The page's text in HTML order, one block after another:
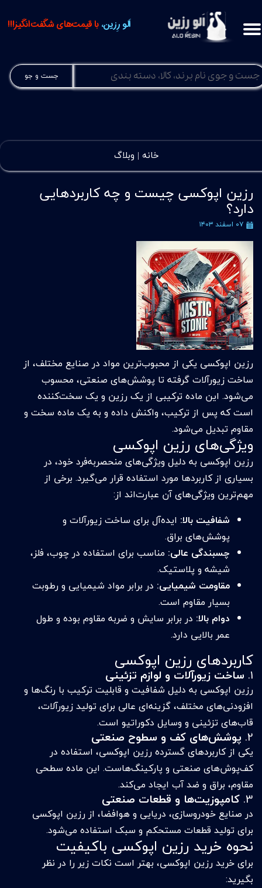
جست و جو
اَلو رِزین، با قیمت‌های شگفت‌انگیز!!!
خانه | وبلاگ
رزین اپوکسی چیست و چه کاربردهایی
دارد؟
۰۷ اسفند ۱۴۰۳
رزین اپوکسی یکی از محبوب‌ترین مواد در صنایع مختلف، از
ساخت زیورآلات گرفته تا پوشش‌های صنعتی، محسوب
می‌شود. این ماده ترکیبی از یک رزین و یک سخت‌کننده
است که پس از ترکیب، واکنش داده و به یک ماده سخت و
مقاوم تبدیل می‌شود.
ویژگی‌های رزین اپوکسی
رزین اپوکسی به دلیل ویژگی‌های منحصربه‌فرد خود، در
بسیاری از کاربردها مورد استفاده قرار می‌گیرد. برخی از
مهم‌ترین ویژگی‌های آن عبارت‌اند از:
شفافیت بالا: ایده‌آل برای ساخت زیورآلات و
پوشش‌های براق.
چسبندگی عالی: مناسب برای استفاده در چوب، فلز،
شیشه و پلاستیک.
مقاومت شیمیایی: در برابر مواد شیمیایی و رطوبت
بسیار مقاوم است.
دوام بالا: در برابر سایش و ضربه مقاوم بوده و طول
عمر بالایی دارد.
کاربردهای رزین اپوکسی
1. ساخت زیورآلات و لوازم تزئینی
رزین اپوکسی به دلیل شفافیت و قابلیت ترکیب با رنگ‌ها و
افزودنی‌های مختلف، گزینه‌ای عالی برای تولید زیورآلات،
قاب‌های تزئینی و وسایل دکوراتیو است.
2. پوشش‌های کف و سطوح صنعتی
یکی از کاربردهای گسترده رزین اپوکسی، استفاده در
کف‌پوش‌های صنعتی و پارکینگ‌هاست. این ماده سطحی
مقاوم، براق و ضد آب ایجاد می‌کند.
3. کامپوزیت‌ها و قطعات صنعتی
در صنایع خودروسازی، دریایی و هوافضا، از رزین اپوکسی
برای تولید قطعات مستحکم و سبک استفاده می‌شود.
نحوه خرید رزین اپوکسی باکیفیت
برای خرید رزین اپوکسی، بهتر است نکات زیر را در نظر
بگیرید: